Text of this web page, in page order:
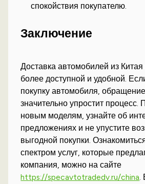
спокойствия покупателю.
Заключение
Доставка автомобилей из Китая
более доступной и удобной.
покупку автомобиля,
значительно упростит процесс.
новым моделям, узнайте об
предложениях и не упустите
выгодной покупки.
спектром услуг, которые
компания, можно на сайте
https://specavtotradedv.ru/china.